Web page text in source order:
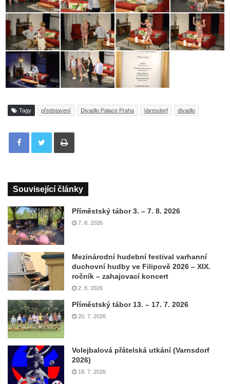
Tagy představení Divadlo Palace Praha Varnsdorf divadlo
Tisknout
Související články
Příměstský tábor 3. – 7. 8. 2026
7. 8. 2026
Mezinárodní hudební festival varhanní
duchovní hudby ve Filipově 2026 – XIX.
ročník – zahajovací koncert
2. 8. 2026
Příměstský tábor 13. – 17. 7. 2026
20. 7. 2026
Volejbalová přátelská utkání (Varnsdorf
2026)
18. 7. 2026